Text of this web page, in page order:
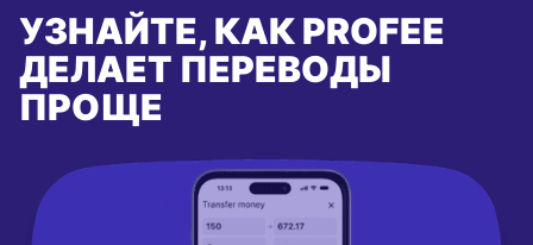
УЗНАЙТЕ, КАК PROFEE
ДЕЛАЕТ ПЕРЕВОДЫ
ПРОЩЕ